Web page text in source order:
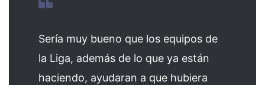
Sería muy bueno que los equipos de
la Liga, además de lo que ya están
haciendo, ayudaran a que hubiera